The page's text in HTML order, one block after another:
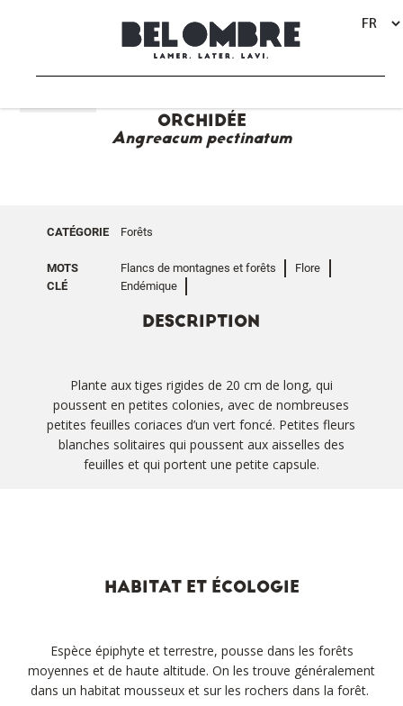
ORCHIDÉE
Angreacum pectinatum
CATÉGORIE Forêts
MOTS
CLÉ
Flancs de montagnes et forêts
Flore
Endémique
DESCRIPTION
Plante aux tiges rigides de 20 cm de long, qui
poussent en petites colonies, avec de nombreuses
petites feuilles coriaces d’un vert foncé. Petites fleurs
blanches solitaires qui poussent aux aisselles des
feuilles et qui portent une petite capsule.
HABITAT ET ÉCOLOGIE
Espèce épiphyte et terrestre, pousse dans les forêts
moyennes et de haute altitude. On les trouve généralement
dans un habitat mousseux et sur les rochers dans la forêt.